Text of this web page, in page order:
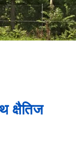
क्षैतिज